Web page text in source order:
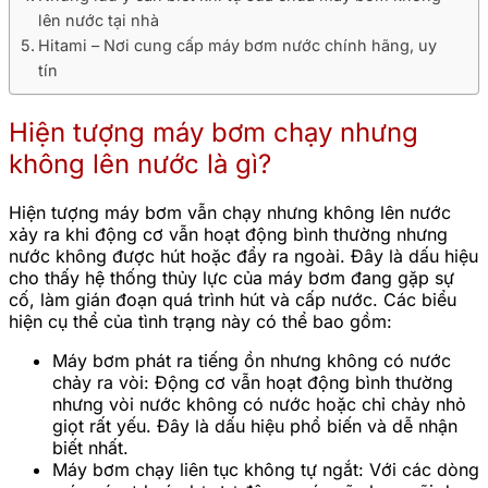
lên nước tại nhà
Hitami – Nơi cung cấp máy bơm nước chính hãng, uy
tín
Hiện tượng máy bơm chạy nhưng
không lên nước là gì?
Hiện tượng máy bơm vẫn chạy nhưng không lên nước
xảy ra khi động cơ vẫn hoạt động bình thường nhưng
nước không được hút hoặc đẩy ra ngoài. Đây là dấu hiệu
cho thấy hệ thống thủy lực của máy bơm đang gặp sự
cố, làm gián đoạn quá trình hút và cấp nước. Các biểu
hiện cụ thể của tình trạng này có thể bao gồm:
Máy bơm phát ra tiếng ồn nhưng không có nước
chảy ra vòi: Động cơ vẫn hoạt động bình thường
nhưng vòi nước không có nước hoặc chỉ chảy nhỏ
giọt rất yếu. Đây là dấu hiệu phổ biến và dễ nhận
biết nhất.
Máy bơm chạy liên tục không tự ngắt: Với các dòng